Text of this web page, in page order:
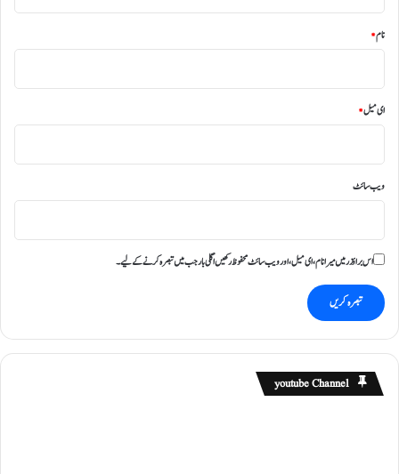
نام*
ای میل*
ویب‌ سائٹ
اس براؤزر میں میرا نام، ای میل، اور ویب سائٹ محفوظ رکھیں اگلی بار جب میں تبصرہ کرنے کےلیے۔
youtube Channel